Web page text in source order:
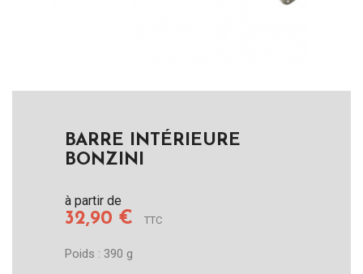
BARRE INTÉRIEURE
BONZINI
à partir de
32,90 € TTC
Poids : 390 g